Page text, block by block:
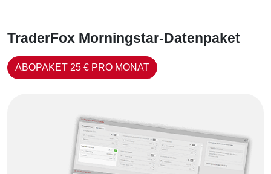
TraderFox Morningstar-Datenpaket
ABOPAKET 25 € PRO MONAT